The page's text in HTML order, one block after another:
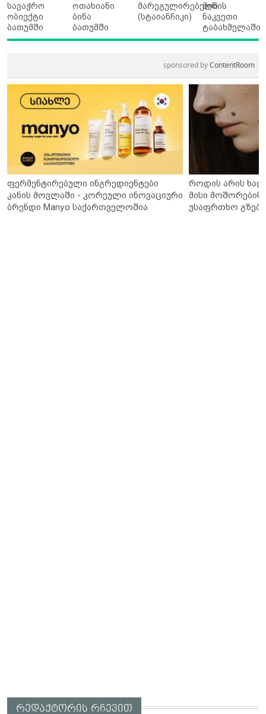
სავაჭრო
ობიექტი
ბათუმში
ოთახიანი
ბინა
ბათუმში
მარეგულირებელი
(სტაიანჩიკი)
მიწის
ნაკვეთი
ტაბახმელაში
sponsored byContentRoom
ფერმენტირებული ინგრედიენტები
კანის მოვლაში - კორეული ინოვაციური
ბრენდი Manyo საქართველოშია
როდის არის
მისი მოშორების
უსაფრთხო გზები
რედაქტორის რჩევით